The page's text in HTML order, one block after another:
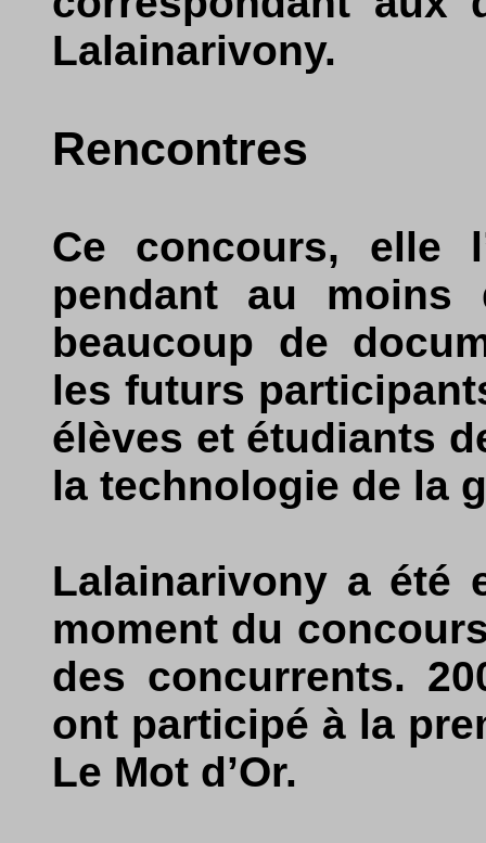
Lalainarivony.
Rencontres
Ce concours, elle
pendant au moins
beaucoup de
les futurs
élèves et étudiants
la technologie de la
Lalainarivony a été
moment du
des concurrents.
ont participé à la
Le Mot d’Or.